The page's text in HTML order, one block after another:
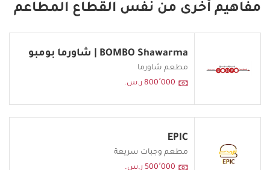
مفاهيم أخرى من نفس القطاع المطاعم
BOMBO Shawarma | شاورما بومبو
مطعم شاورما
800٬000 ر.س.
EPIC
مطعم وجبات سريعة
500٬000 ر.س.